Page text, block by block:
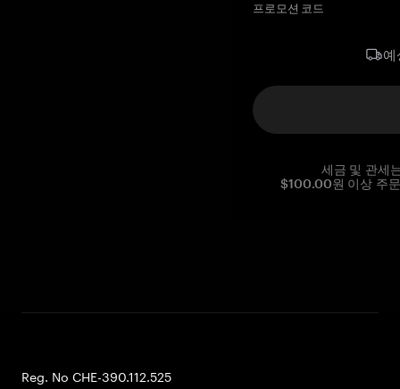
프로모션 코드
예
세금 및 관세
$100.00원 이상 주
Reg. No CHE-390.112.525